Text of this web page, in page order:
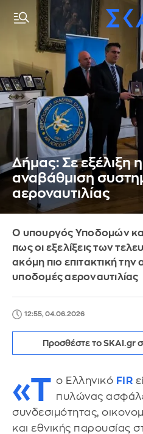
Δήμας: Σε εξέλιξη
αναβάθμιση
αεροναυτιλίας
Ο υπουργός Υποδομών
πως οι εξελίξεις των
ακόμη πιο επιτακτική την
υποδομές αεροναυτιλίας
12:55, 04.06.2026
Προσθέστε το SKAI.gr
«Τ ο Ελληνικό FIR
πυλώνας
συνδεσιμότητας,
και εθνικής παρουσίας